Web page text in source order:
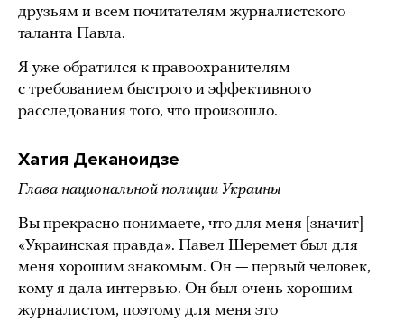
друзьям и всем почитателям журналистского
таланта Павла.
Я уже обратился к правоохранителям
с требованием быстрого и эффективного
расследования того, что произошло.
Хатия Деканоидзе
Глава национальной полиции Украины
Вы прекрасно понимаете, что для меня [значит]
«Украинская правда». Павел Шеремет был для
меня хорошим знакомым. Он — первый человек,
кому я дала интервью. Он был очень хорошим
журналистом, поэтому для меня это